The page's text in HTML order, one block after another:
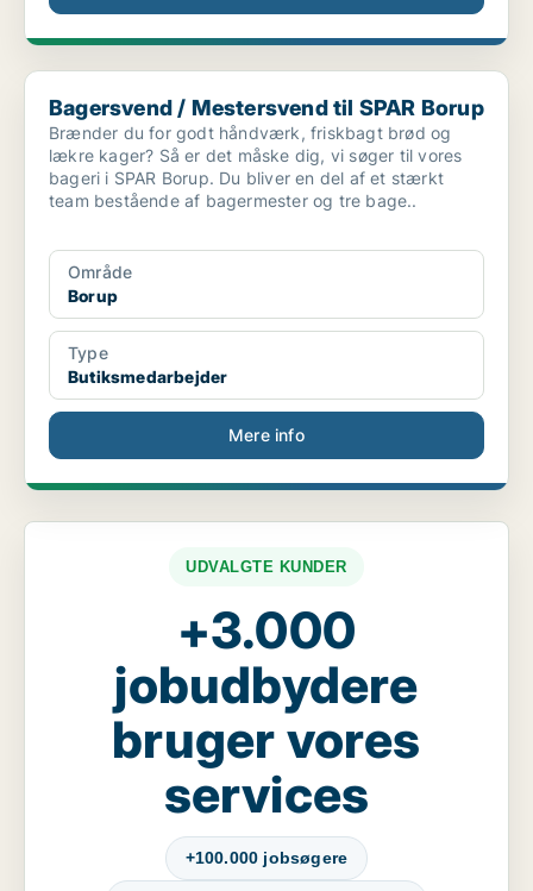
Bagersvend / Mestersvend til SPAR Borup
Bagersvend / Mestersvend til SPAR Borup
Brænder du for godt håndværk, friskbagt brød og
lækre kager? Så er det måske dig, vi søger til vores
bageri i SPAR Borup. Du bliver en del af et stærkt
team bestående af bagermester og tre bage..
Område
Borup
Type
Butiksmedarbejder
Mere info
UDVALGTE KUNDER
+3.000
jobudbydere
bruger vores
services
+100.000 jobsøgere